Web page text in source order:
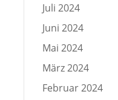
Juli 2024
Juni 2024
Mai 2024
März 2024
Februar 2024